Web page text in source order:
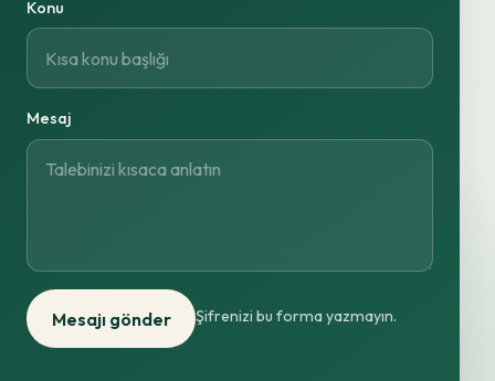
Konu
Mesaj
Mesajı gönder Şifrenizi bu forma yazmayın.